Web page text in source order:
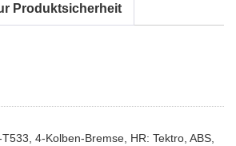
Produktsicherheit
4-Kolben-Bremse, HR: Tektro, ABS,